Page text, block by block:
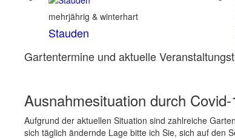
mehrjährig & winterhart
Stauden
Gartentermine und aktuelle
Ausnahmesituation durch
Aufgrund der aktuellen Situation sind zahlreiche
sich täglich ändernde Lage bitte ich Sie, sich auf den